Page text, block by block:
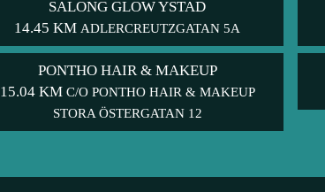
SALONG GLOW YSTAD
14.45 KM ADLERCREUTZGATAN 5A
PONTHO HAIR & MAKEUP
15.04 KM C/O PONTHO HAIR & MAKEUP
STORA ÖSTERGATAN 12